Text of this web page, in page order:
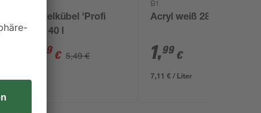
Mörtelkübel 'Profi
Line' 40 l
99 € 5,49 €
B1
Acryl weiß 280 ml
1,99 €
7,11 € / Liter